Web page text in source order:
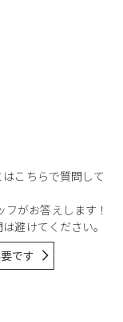
こちらで質問して
フがお答えします！
避けてください。
です